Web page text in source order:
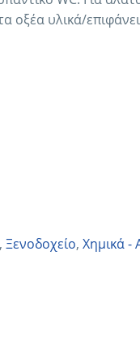
οξέα υλικά/
Ξενοδοχείο, Χημικά -